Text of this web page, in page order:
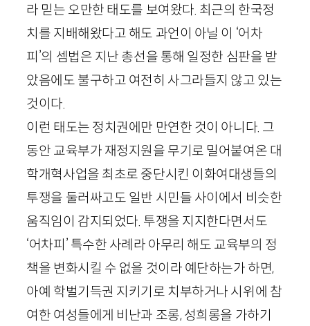
라 믿는 오만한 태도를 보여왔다. 최근의 한국정
치를 지배해왔다고 해도 과언이 아닐 이 ‘어차
피’의 셈법은 지난 총선을 통해 일정한 심판을 받
았음에도 불구하고 여전히 사그라들지 않고 있는
것이다.
이런 태도는 정치권에만 만연한 것이 아니다. 그
동안 교육부가 재정지원을 무기로 밀어붙여온 대
학개혁사업을 최초로 중단시킨 이화여대생들의
투쟁을 둘러싸고도 일반 시민들 사이에서 비슷한
움직임이 감지되었다. 투쟁을 지지한다면서도
‘어차피’ 특수한 사례라 아무리 해도 교육부의 정
책을 변화시킬 수 없을 것이라 예단하는가 하면,
아예 학벌기득권 지키기로 치부하거나 시위에 참
여한 여성들에게 비난과 조롱, 성희롱을 가하기